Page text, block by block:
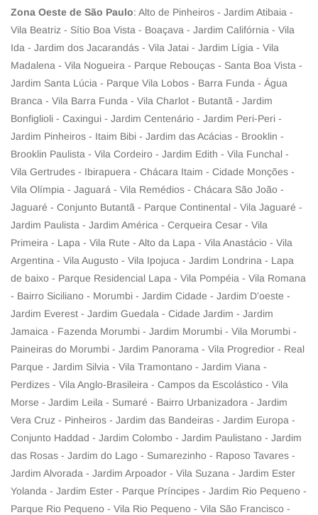
Zona Oeste de São Paulo: Alto de Pinheiros - Jardim Atibaia -
Vila Beatriz - Sítio Boa Vista - Boaçava - Jardim Califórnia - Vila
Ida - Jardim dos Jacarandás - Vila Jatai - Jardim Lígia - Vila
Madalena - Vila Nogueira - Parque Rebouças - Santa Boa Vista -
Jardim Santa Lúcia - Parque Vila Lobos - Barra Funda - Água
Branca - Vila Barra Funda - Vila Charlot - Butantã - Jardim
Bonfiglioli - Caxingui - Jardim Centenário - Jardim Peri-Peri -
Jardim Pinheiros - Itaim Bibi - Jardim das Acácias - Brooklin -
Brooklin Paulista - Vila Cordeiro - Jardim Edith - Vila Funchal -
Vila Gertrudes - Ibirapuera - Chácara Itaim - Cidade Monções -
Vila Olímpia - Jaguará - Vila Remédios - Chácara São João -
Jaguaré - Conjunto Butantã - Parque Continental - Vila Jaguaré -
Jardim Paulista - Jardim América - Cerqueira Cesar - Vila
Primeira - Lapa - Vila Rute - Alto da Lapa - Vila Anastácio - Vila
Argentina - Vila Augusto - Vila Ipojuca - Jardim Londrina - Lapa
de baixo - Parque Residencial Lapa - Vila Pompéia - Vila Romana
- Bairro Siciliano - Morumbi - Jardim Cidade - Jardim D’oeste -
Jardim Everest - Jardim Guedala - Cidade Jardim - Jardim
Jamaica - Fazenda Morumbi - Jardim Morumbi - Vila Morumbi -
Paineiras do Morumbi - Jardim Panorama - Vila Progredior - Real
Parque - Jardim Silvia - Vila Tramontano - Jardim Viana -
Perdizes - Vila Anglo-Brasileira - Campos da Escolástico - Vila
Morse - Jardim Leila - Sumaré - Bairro Urbanizadora - Jardim
Vera Cruz - Pinheiros - Jardim das Bandeiras - Jardim Europa -
Conjunto Haddad - Jardim Colombo - Jardim Paulistano - Jardim
das Rosas - Jardim do Lago - Sumarezinho - Raposo Tavares -
Jardim Alvorada - Jardim Arpoador - Vila Suzana - Jardim Ester
Yolanda - Jardim Ester - Parque Príncipes - Jardim Rio Pequeno -
Parque Rio Pequeno - Vila Rio Pequeno - Vila São Francisco -